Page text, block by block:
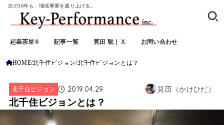
次の10年も、地域事業を盛り上げる。
起業茶屋® 記事一覧 筧田 聡｜Ｘ お問い合わせ
HOME 北千住ビジョン 北千住ビジョンとは？
北千住ビジョン 2019.04.29 筧田（かけひだ）
北千住ビジョンとは？